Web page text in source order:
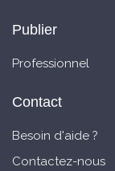
Publier
Professionnel
Contact
Besoin d'aide ?
Contactez-nous